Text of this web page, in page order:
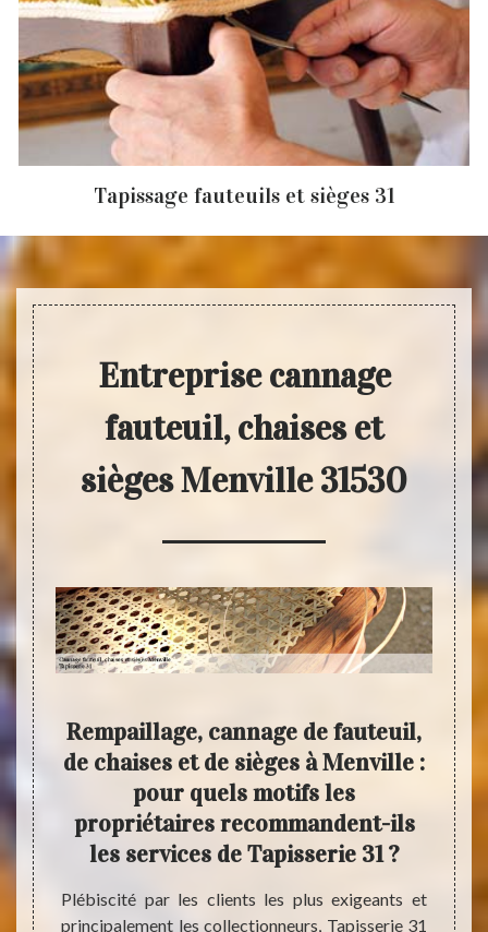
Tapissage fauteuils et sièges 31
Entreprise cannage
fauteuil, chaises et
sièges Menville 31530
et
son
un
de
Rempaillage, cannage de fauteuil,
de chaises et de sièges à Menville :
pour quels motifs les
propriétaires recommandent-ils
les services de Tapisserie 31 ?
Plébiscité par les clients les plus exigeants et
principalement les collectionneurs, Tapisserie 31